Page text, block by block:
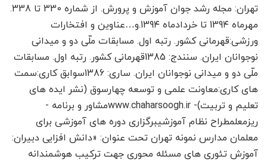
تهران: مجله رشد جوان آموزش و پرورش. از شماره 330 تا 338.
مهرماه 139۴ تا خردادماه 139۴.و…عناوین و افتخارات
ورزشی:قهرمانی کشور. رتبه اول. مسابقات ملّی دو و میدانی
نوجوانان ایران. سنندج: 1385قهرمانی کشور. رتبه اول. مسابقات
ملّی دو و میدانی نوجوانان ایران. ساری: 1386سوابق کاری:سمت
های کاری:معاونت علمی و توسعه چهارسوق (نشر ایده های
تعلیم و تربیت)- www.chaharsoogh.irمشاور و برنامه ­
ریزمعلمطراح نظام آموزشیبرگزاری دوره های آموزشی برای
معلمان مدارس نمونه تهران تحت عنوان: «دانش افزایی دبیران:
آموزش تئوری های مسئله محوری جهت ترکیب هوشمندانه